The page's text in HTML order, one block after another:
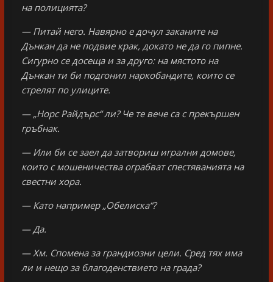
на полицията?
— Питай него. Навярно е дочул заканите на
Дънкан да не подвие крак, докато не да го пипне.
Сигурно се досеща и за друго: на мястото на
Дънкан ти би подгонил наркобандите, които се
стрелят по улиците.
— „Норс Райдърс“ ли? Че те вече са с прекършен
гръбнак.
— Или би се заел да затвориш игрални домове,
които с мошеничества ограбват спестяванията на
свестни хора.
— Като например „Обелиска“?
— Да.
— Хм. Спомена за грандиозни цели. Сред тях има
ли и нещо за благоденствието на града?